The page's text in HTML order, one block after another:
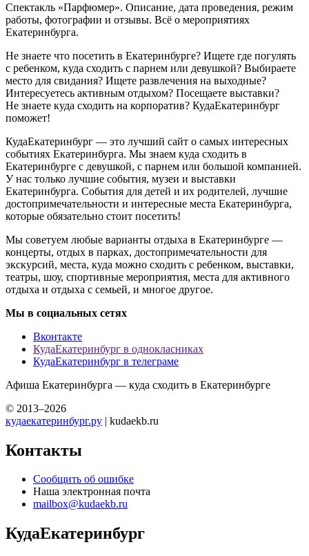
Спектакль «Парфюмер». Описание, дата проведения, режим
работы, фотографии и отзывы. Всё о мероприятиях
Екатеринбурга.
Не знаете что посетить в Екатеринбурге? Ищете где погулять
с ребенком, куда сходить с парнем или девушкой? Выбираете
место для свидания? Ищете развлечения на выходные?
Интересуетесь активным отдыхом? Посещаете выставки?
Не знаете куда сходить на корпоратив? КудаЕкатеринбург
поможет!
КудаЕкатеринбург — это лучший сайт о самых интересных
событиях Екатеринбурга. Мы знаем куда сходить в
Екатеринбурге с девушкой, с парнем или большой компанией.
У нас только лучшие события, музеи и выставки
Екатеринбурга. События для детей и их родителей, лучшие
достопримечательности и интересные места Екатеринбурга,
которые обязательно стоит посетить!
Мы советуем любые варианты отдыха в Екатеринбурге —
концерты, отдых в парках, достопримечательности для
экскурсий, места, куда можно сходить с ребенком, выставки,
театры, шоу, спортивные мероприятия, места для активного
отдыха и отдыха с семьей, и многое другое.
Мы в социальных сетях
Вконтакте
КудаЕкатеринбург в однокласниках
КудаЕкатеринбург в телеграме
Афиша Екатеринбурга — куда сходить в Екатеринбурге
© 2013–2026
кудаекатеринбург.ру | kudaekb.ru
Контакты
Сообщить об ошибке
Наша электронная почта
mailbox@kudaekb.ru
КудаЕкатеринбург